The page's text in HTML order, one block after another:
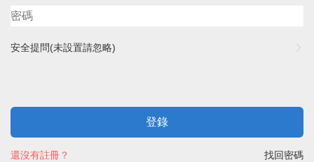
安全提問(未設置請忽略)
登錄
找回密碼
還沒有註冊？